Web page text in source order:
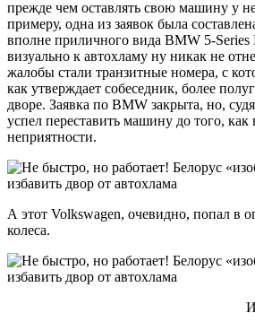
прежде чем оставлять свою машину у
примеру, одна из заявок была
вполне приличного вида BMW 5-Series
визуально к автохламу ну никак не
жалобы стали транзитные номера, с
как утверждает собеседник, более
дворе. Заявка по BMW закрыта, но,
успел переставить машину до того, как
неприятности.
А этот Volkswagen, очевидно, попал в
колеса.